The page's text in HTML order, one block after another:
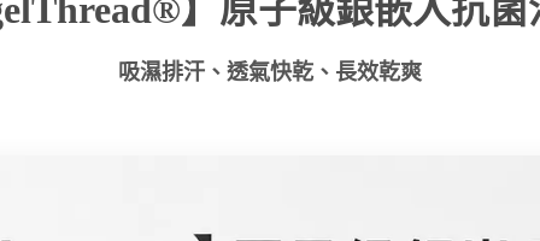
】原子級銀嵌入抗菌
吸濕排汗、透氣快乾、長效乾爽